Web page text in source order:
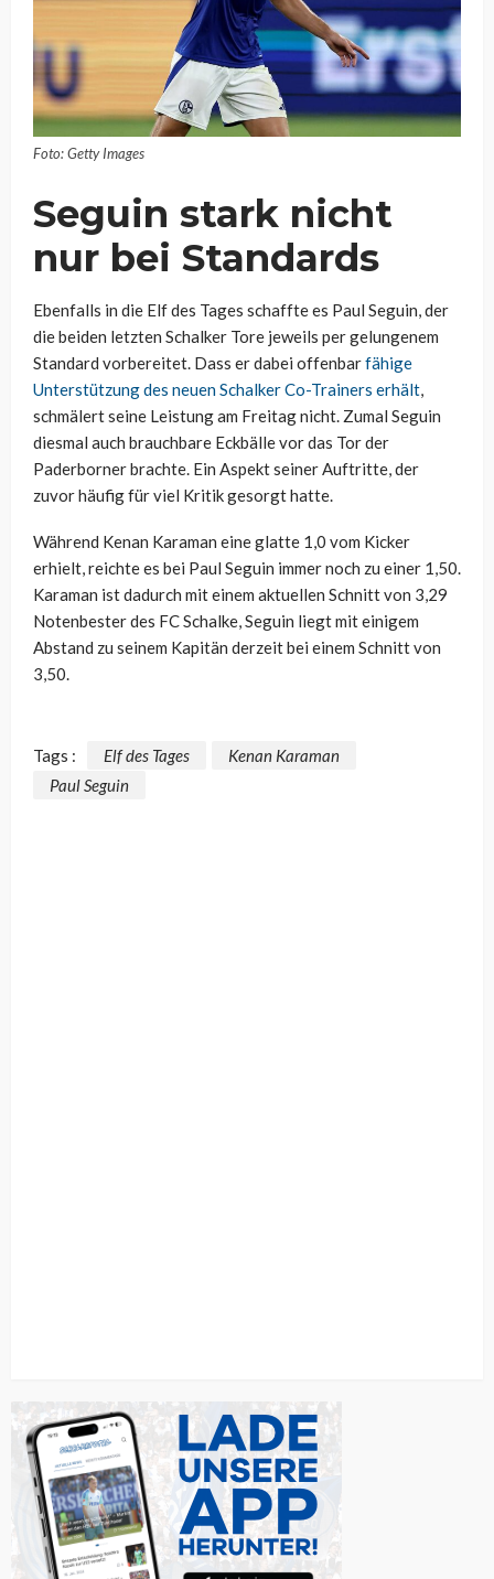
Foto: Getty Images
Seguin stark nicht
nur bei Standards
Ebenfalls in die Elf des Tages schaffte es Paul Seguin, der
die beiden letzten Schalker Tore jeweils per gelungenem
Standard vorbereitet. Dass er dabei offenbarfähige
Unterstützung des neuen Schalker Co-Trainers erhält,
schmälert seine Leistung am Freitag nicht. Zumal Seguin
diesmal auch brauchbare Eckbälle vor das Tor der
Paderborner brachte. Ein Aspekt seiner Auftritte, der
zuvor häufig für viel Kritik gesorgt hatte.
Während Kenan Karaman eine glatte 1,0 vom Kicker
erhielt, reichte es bei Paul Seguin immer noch zu einer 1,50.
Karaman ist dadurch mit einem aktuellen Schnitt von 3,29
Notenbester des FC Schalke, Seguin liegt mit einigem
Abstand zu seinem Kapitän derzeit bei einem Schnitt von
3,50.
Tags : Elf des Tages
Kenan Karaman
Paul Seguin